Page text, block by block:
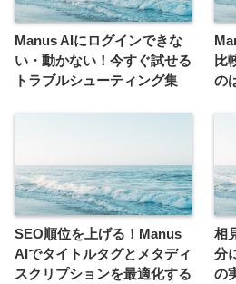
Manus AIにログインできな
い・動かない！今すぐ試せる
トラブルシューティング集
比
の
SEO順位を上げる！Manus
AIでタイトルタグとメタディ
スクリプションを最適化する
相
分
の